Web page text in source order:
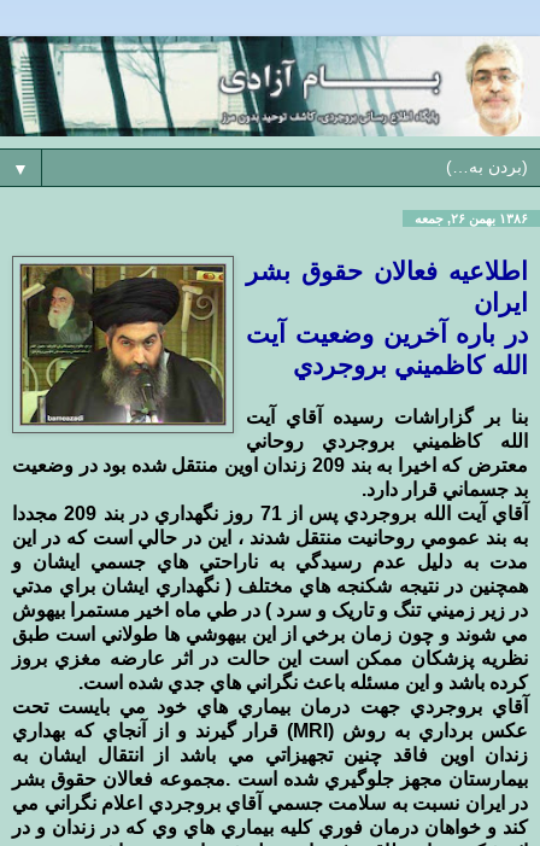
▼
۱۳۸۶ بهمن ۲۶, جمعه
اطلاعيه فعالان حقوق بشر
ايران
در باره آخرين وضعيت آيت
الله كاظميني بروجردي
بنا بر گزاراشات رسيده آقاي آيت
الله کاظميني بروجردي روحاني
معترض که اخيرا به بند 209 زندان اوين منتقل شده بود در وضعيت
بد جسماني قرار دارد.
آقاي آيت الله بروجردي پس از 71 روز نگهداري در بند 209 مجددا
به بند عمومي روحانيت منتقل شدند ، اين در حالي است که در اين
مدت به دليل عدم رسيدگي به ناراحتي هاي جسمي ايشان و
همچنين در نتيجه شکنجه هاي مختلف ( نگهداري ايشان براي مدتي
در زير زميني تنگ و تاريک و سرد ) در طي ماه اخير مستمرا بيهوش
مي شوند و چون زمان برخي از اين بيهوشي ها طولاني است طبق
نظريه پزشکان ممکن است اين حالت در اثر عارضه مغزي بروز
کرده باشد و اين مسئله باعث نگراني هاي جدي شده است.
آقاي بروجردي جهت درمان بيماري هاي خود مي بايست تحت
عکس برداري به روش (MRI) قرار گيرند و از آنجاي که بهداري
زندان اوين فاقد چنين تجهيزاتي مي باشد از انتقال ايشان به
بيمارستان مجهز جلوگيري شده است .مجموعه فعالان حقوق بشر
در ايران نسبت به سلامت جسمي آقاي بروجردي اعلام نگراني مي
کند و خواهان درمان فوري کليه بيماري هاي وي که در زندان و در